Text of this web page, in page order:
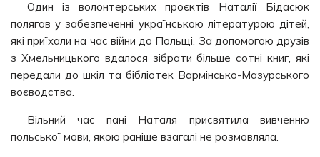
Один із волонтерських проєктів Наталії Бідасюк
полягав у забезпеченні українською літературою дітей,
які приїхали на час війни до Польщі. За допомогою друзів
з Хмельницького вдалося зібрати більше сотні книг, які
передали до шкіл та бібліотек Вармінсько-Мазурського
воєводства.
Вільний час пані Наталя присвятила вивченню
польської мови, якою раніше взагалі не розмовляла.